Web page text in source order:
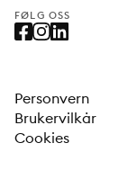
FØLG OSS
Personvern
Brukervilkår
Cookies